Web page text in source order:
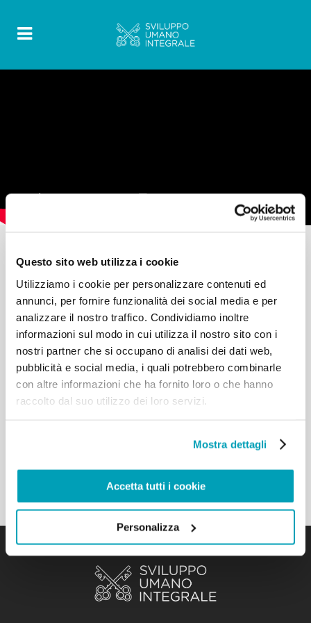
Questo sito web utilizza i cookie
Utilizziamo i cookie per personalizzare contenuti ed
annunci, per fornire funzionalità dei social media e per
analizzare il nostro traffico. Condividiamo inoltre
informazioni sul modo in cui utilizza il nostro sito con i
nostri partner che si occupano di analisi dei dati web,
pubblicità e social media, i quali potrebbero combinarle
con altre informazioni che ha fornito loro o che hanno
raccolto dal suo utilizzo dei loro servizi.
Mostra dettagli
Accetta tutti i cookie
Personalizza
INTERVISTE
22 Giugno 20170 Comments
Carlotta Carpi racconta la bellezza di
conoscere i rifugiati e crescere insieme
a loro
Carlotta Carpi racconta la sua esperienza con i
confini dello spazio.